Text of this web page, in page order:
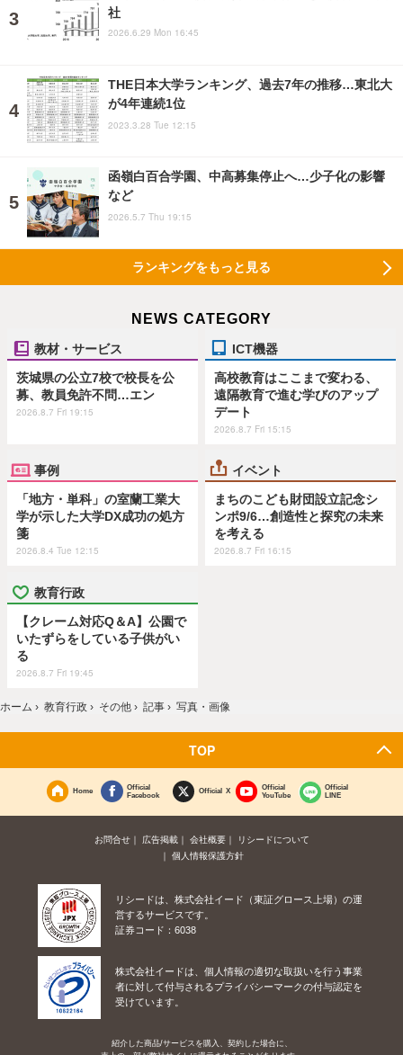
社
2026.6.29 Mon 16:45
THE日本大学ランキング、過去7年の推移…東北大
が4年連続1位
2023.3.28 Tue 12:15
函嶺白百合学園、中高募集停止へ…少子化の影響
など
2026.5.7 Thu 19:15
ランキングをもっと見る
NEWS CATEGORY
教材・サービス
茨城県の公立7校で校長を公
募、教員免許不問…エン
2026.8.7 Fri 19:15
ICT機器
高校教育はここまで変わる、
遠隔教育で進む学びのアップ
デート
2026.8.7 Fri 15:15
事例
「地方・単科」の室蘭工業大
学が示した大学DX成功の処方
箋
2026.8.4 Tue 12:15
イベント
まちのこども財団設立記念シ
ンポ9/6…創造性と探究の未来
を考える
2026.8.7 Fri 16:15
教育行政
【クレーム対応Q＆A】公園で
いたずらをしている子供がい
る
2026.8.7 Fri 19:45
ホーム › 教育行政 › その他 › 記事 › 写真・画像
TOP
Home
Official
Facebook
Official X
Official
YouTube
Official
LINE
お問合せ 広告掲載 会社概要
リシードについて
個人情報保護方針
リシードは、株式会社イード（東証グロース上場）の運
営するサービスです。
証券コード：6038
株式会社イードは、個人情報の適切な取扱いを行う事業
者に対して付与されるプライバシーマークの付与認定を
受けています。
紹介した商品/サービスを購入、契約した場合に、